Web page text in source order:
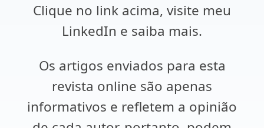
Clique no link acima, visite meu
LinkedIn e saiba mais.
Os artigos enviados para esta
revista online são apenas
informativos e refletem a opinião